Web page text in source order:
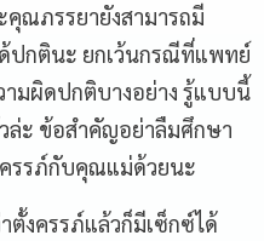
ณภรรยายังสามารถมี
ปกตินะ ยกเว้นกรณีที่แพทย์
มผิดปกติบางอย่าง รู้แบบนี้
ล่ะ ข้อสำคัญอย่าลืมศึกษา
รรภ์กับคุณแม่ด้วยนะ
ตั้งครรภ์แล้วก็มีเซ็กซ์ได้